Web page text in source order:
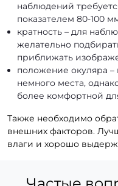
наблюдений
показателем 80-100
кратность – для
желательно
приближать
положение окуляра
немного места,
более комфортной
Также необходимо
внешних факторов.
влаги и хорошо